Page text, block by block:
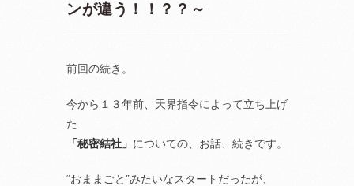
ンが違う！！？？～
前回の続き。
今から１３年前、天界指令によって立ち上げ
た
「秘密結社」 についての、お話、続きです。
“おままごと”みたいなスタートだったが、